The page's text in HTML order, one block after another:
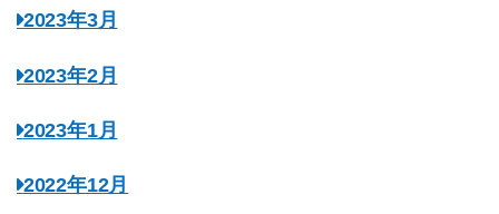
2023年3月
2023年2月
2023年1月
2022年12月